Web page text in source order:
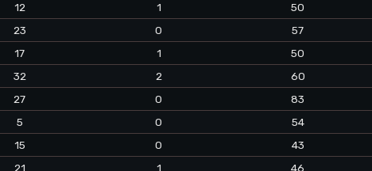
12 1 50
23 0 57
17 1 50
32 2 60
27 0 83
5 0 54
15 0 43
21 1 46